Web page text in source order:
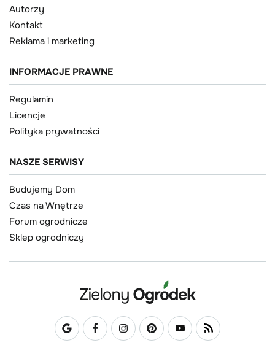
Autorzy
Kontakt
Reklama i marketing
INFORMACJE PRAWNE
Regulamin
Licencje
Polityka prywatności
NASZE SERWISY
Budujemy Dom
Czas na Wnętrze
Forum ogrodnicze
Sklep ogrodniczy